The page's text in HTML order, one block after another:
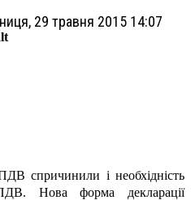
29 травня 2015 14:07
спричинили і необхідність
Нова форма декларації